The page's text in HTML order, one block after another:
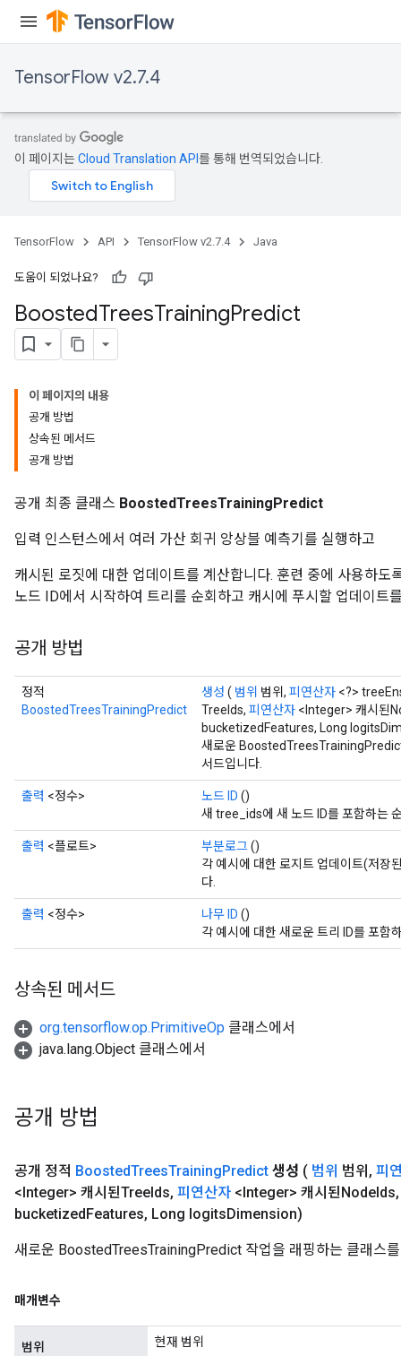
TensorFlow v2.7.4
이 페이지는Cloud Translation API 를 통해 번역되었습니다.
TensorFlow API TensorFlow v2.7.4 Java
도움이 되었나요?
BoostedTreesTrainingPredict
이 페이지의 내용
공개 방법
상속된 메서드
공개 방법
공개 최종 클래스 BoostedTreesTrainingPredict
입력 인스턴스에서 여러 가산 회귀 앙상블 예측기를 실행하고
캐시된 로짓에 대한 업데이트를 계산합니다. 훈련 중에 사용하도
노드 ID에서 시작하여 트리를 순회하고 캐시에 푸시할 업데이트
공개 방법
정적
BoostedTreesTrainingPredict
생성 ( 범위 범위, 피연산자 <?>
TreeIds, 피연산자 <Integer> 캐시된
bucketizedFeatures, Long
새로운
서드입니다.
출력 <정수> 노드 ID ()
새 tree_ids에 새 노드 ID를 포함하는
출력 <플로트> 부분로그()
각 예시에 대한 로지트 업데이트(저장
다.
출력 <정수> 나무 ID ()
각 예시에 대한 새로운 트리 ID를 포함
상속된 메서드
org.tensorflow.op.PrimitiveOp 클래스에서
java.lang.Object 클래스에서
공개 방법
공개 정적 BoostedTreesTrainingPredict 생성 ( 범위 범위 , 피
<Integer> 캐시된TreeIds, 피연산자 <Integer> 캐시된NodeIds,
bucketizedFeatures, Long logitsDimension)
새로운 BoostedTreesTrainingPredict 작업을 래핑하는 클래스
매개변수
범위 현재 범위